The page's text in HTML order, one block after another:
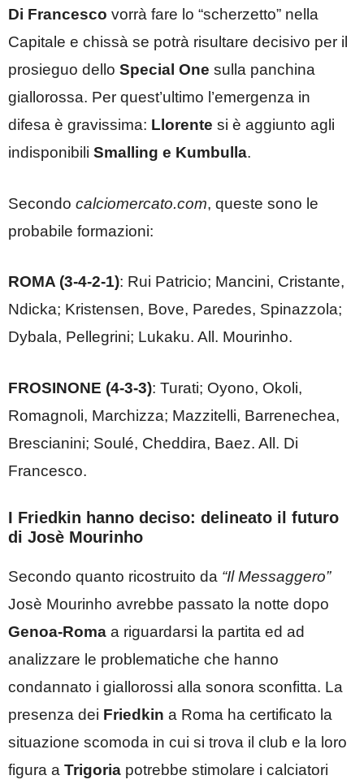
Di Francesco vorrà fare lo “scherzetto” nella
Capitale e chissà se potrà risultare decisivo per il
prosieguo dello Special One sulla panchina
giallorossa. Per quest’ultimo l’emergenza in
difesa è gravissima: Llorente si è aggiunto agli
indisponibili Smalling e Kumbulla.
Secondo calciomercato.com, queste sono le
probabile formazioni:
ROMA (3-4-2-1): Rui Patricio; Mancini, Cristante,
Ndicka; Kristensen, Bove, Paredes, Spinazzola;
Dybala, Pellegrini; Lukaku. All. Mourinho.
FROSINONE (4-3-3): Turati; Oyono, Okoli,
Romagnoli, Marchizza; Mazzitelli, Barrenechea,
Brescianini; Soulé, Cheddira, Baez. All. Di
Francesco.
I Friedkin hanno deciso: delineato il futuro
di Josè Mourinho
Secondo quanto ricostruito da “Il Messaggero”
Josè Mourinho avrebbe passato la notte dopo
Genoa-Roma a riguardarsi la partita ed ad
analizzare le problematiche che hanno
condannato i giallorossi alla sonora sconfitta. La
presenza dei Friedkin a Roma ha certificato la
situazione scomoda in cui si trova il club e la loro
figura a Trigoria potrebbe stimolare i calciatori